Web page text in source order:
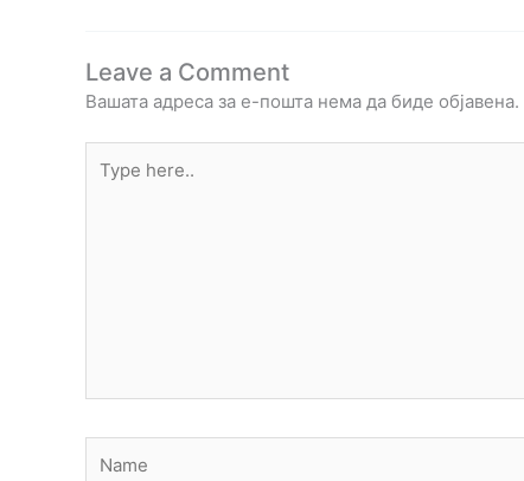
Leave a Comment
Вашата адреса за е-пошта нема да биде објавена.
here..